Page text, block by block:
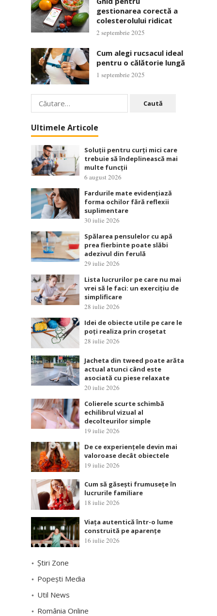
gestionarea corectă a
colesterolului ridicat
2 septembrie 2025
Cum alegi rucsacul ideal
pentru o călătorie lungă
1 septembrie 2025
Caută
după:
Ultimele Articole
Soluții pentru curți mici care
trebuie să îndeplinească mai
multe funcții
6 august 2026
Fardurile mate evidențiază
forma ochilor fără reflexii
suplimentare
30 iulie 2026
Spălarea pensulelor cu apă
prea fierbinte poate slăbi
adezivul din ferulă
29 iulie 2026
Lista lucrurilor pe care nu mai
vrei să le faci: un exercițiu de
simplificare
28 iulie 2026
Idei de obiecte utile pe care le
poți realiza prin croșetat
28 iulie 2026
Jacheta din tweed poate arăta
actual atunci când este
asociată cu piese relaxate
20 iulie 2026
Colierele scurte schimbă
echilibrul vizual al
decolteurilor simple
19 iulie 2026
De ce experiențele devin mai
valoroase decât obiectele
19 iulie 2026
Cum să găsești frumusețe în
lucrurile familiare
18 iulie 2026
Viața autentică într-o lume
construită pe aparențe
16 iulie 2026
Știri Zone
Popești Media
Util News
România Online